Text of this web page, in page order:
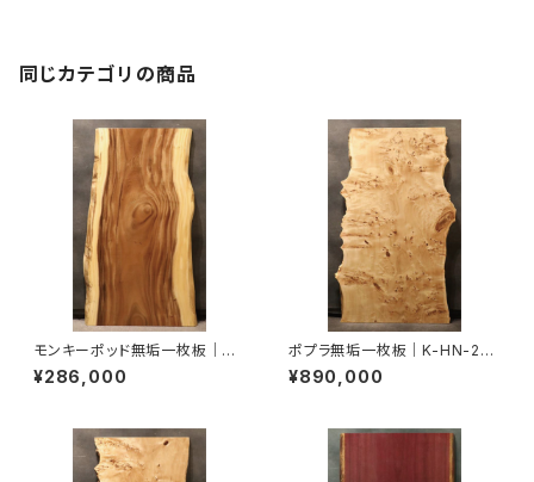
同じカテゴリの商品
モンキーポッド無垢一枚板｜41
6-3(W165) 脚：別売り｜T0
014
¥286,000
ポプラ無垢一枚板｜K-HN-220
1-820(W180) 脚：別売り｜T
0013
¥890,000